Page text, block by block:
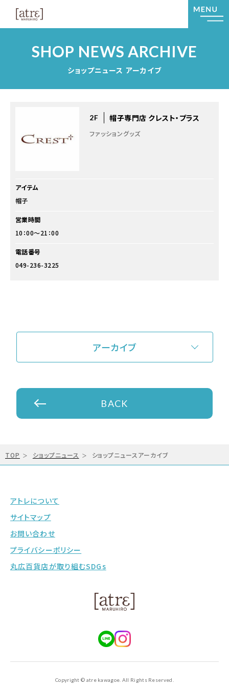
SHOP NEWS ARCHIVE
ショップニュース アーカイブ
2F 帽子専門店 クレスト・プラス
ファッショングッズ
アイテム
帽子
営業時間
10：00～21：00
電話番号
049-236-3225
アーカイブ
BACK
TOP ショップニュース ショップニュースアーカイブ
アトレについて
サイトマップ
お問い合わせ
プライバシーポリシー
丸広百貨店が取り組むSDGs
Copyright © atre kawagoe. All Rights Reserved.